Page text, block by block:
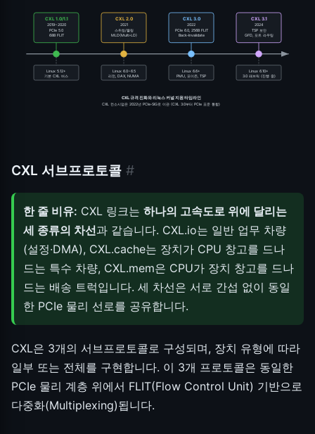
CXL 1.0/1.1
2019~2020
PCIe 5.0
68B FLIT
CXL 2.0
2021
스위칭/풀링
MLD(Multi-LD)
CXL 3.0
2022
PCIe 6.0, 256B FLIT
Back-Invalidate
CXL 3.1
2024
TSP 보안
GFD, 포트 라우팅
Linux 5.12+
기본 CXL 버스
Linux 6.0~6.5
리전, DAX, NUMA
Linux 6.6+
PMU, 포이즌, TSP
Linux 6.10+
3.0 패브릭 (진행 중)
CXL 규격 진화와 리눅스 커널 지원 타임라인
CXL 컨소시엄은 2022년 PCIe-SIG로 이관 (CXL 3.0부터 PCIe 표준 통합)
CXL 서브프로토콜 #
한 줄 비유: CXL 링크는 하나의 고속도로 위에 달리는
세 종류의 차선과 같습니다. CXL.io는 일반 업무 차량
(설정·DMA), CXL.cache는 장치가 CPU 창고를 드나
드는 특수 차량, CXL.mem은 CPU가 장치 창고를 드나
드는 배송 트럭입니다. 세 차선은 서로 간섭 없이 동일
한 PCIe 물리 선로를 공유합니다.
CXL은 3개의 서브프로토콜로 구성되며, 장치 유형에 따라
일부 또는 전체를 구현합니다. 이 3개 프로토콜은 동일한
PCIe 물리 계층 위에서 FLIT(Flow Control Unit) 기반으로
다중화(Multiplexing)됩니다.